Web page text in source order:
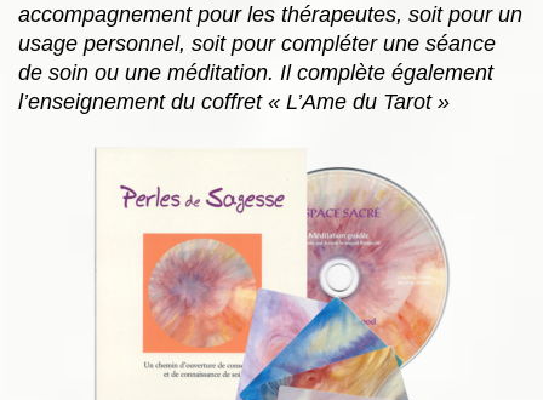
accompagnement pour les thérapeutes, soit pour un
usage personnel, soit pour compléter une séance
de soin ou une méditation. Il complète également
l’enseignement du coffret « L’Ame du Tarot »